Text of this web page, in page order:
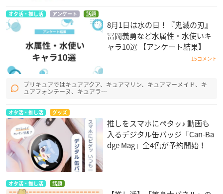
オタ活・推し活 アンケート 話題
8月1日は水の日！『鬼滅の刃』
冨岡義勇など水属性・水使いキ
ャラ10選 【アンケート結果】
15コメント
プリキュアではキュアアクア、キュアマリン、キュアマーメイド、キ
ュアフォンテーヌ、キュアラ…
オタ活・推し活 グッズ
推しをスマホにペタッ♪ 動画も
入るデジタル缶バッジ「Can-Ba
dge Mag」全4色が予約開始！
オタ活・推し活 話題